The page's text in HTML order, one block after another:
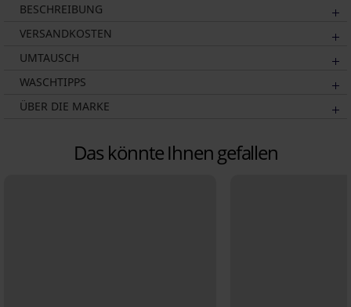
BESCHREIBUNG
VERSANDKOSTEN
UMTAUSCH
WASCHTIPPS
ÜBER DIE MARKE
Das könnte Ihnen gefallen